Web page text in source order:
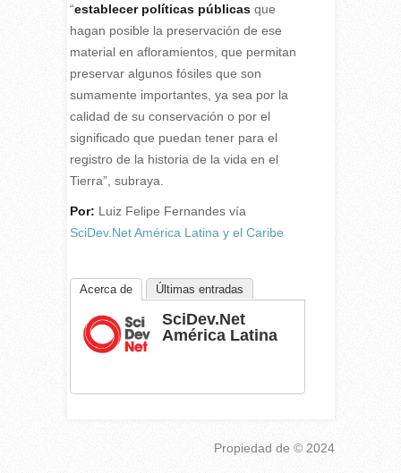
“establecer políticas públicasque
hagan posible la preservación de ese
material en afloramientos, que permitan
preservar algunos fósiles que son
sumamente importantes, ya sea por la
calidad de su conservación o por el
significado que puedan tener para el
registro de la historia de la vida en el
Tierra”, subraya.
Por: Luiz Felipe Fernandes vía
SciDev.Net América Latina y el Caribe
Acerca de Últimas entradas
SciDev.Net
América Latina
Propiedad de © 2024